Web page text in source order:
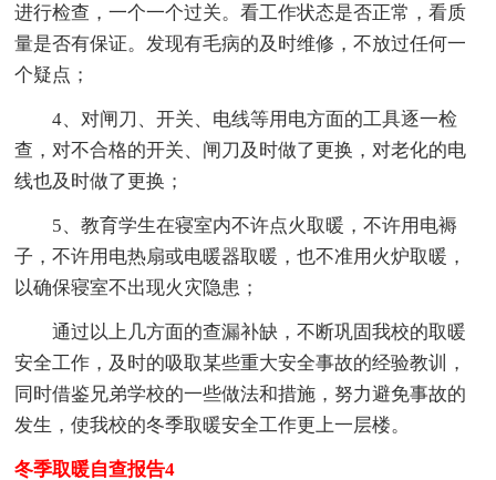
进行检查，一个一个过关。看工作状态是否正常，看质
量是否有保证。发现有毛病的及时维修，不放过任何一
个疑点；
4、对闸刀、开关、电线等用电方面的工具逐一检
查，对不合格的开关、闸刀及时做了更换，对老化的电
线也及时做了更换；
5、教育学生在寝室内不许点火取暖，不许用电褥
子，不许用电热扇或电暖器取暖，也不准用火炉取暖，
以确保寝室不出现火灾隐患；
通过以上几方面的查漏补缺，不断巩固我校的取暖
安全工作，及时的吸取某些重大安全事故的经验教训，
同时借鉴兄弟学校的一些做法和措施，努力避免事故的
发生，使我校的冬季取暖安全工作更上一层楼。
冬季取暖自查报告4